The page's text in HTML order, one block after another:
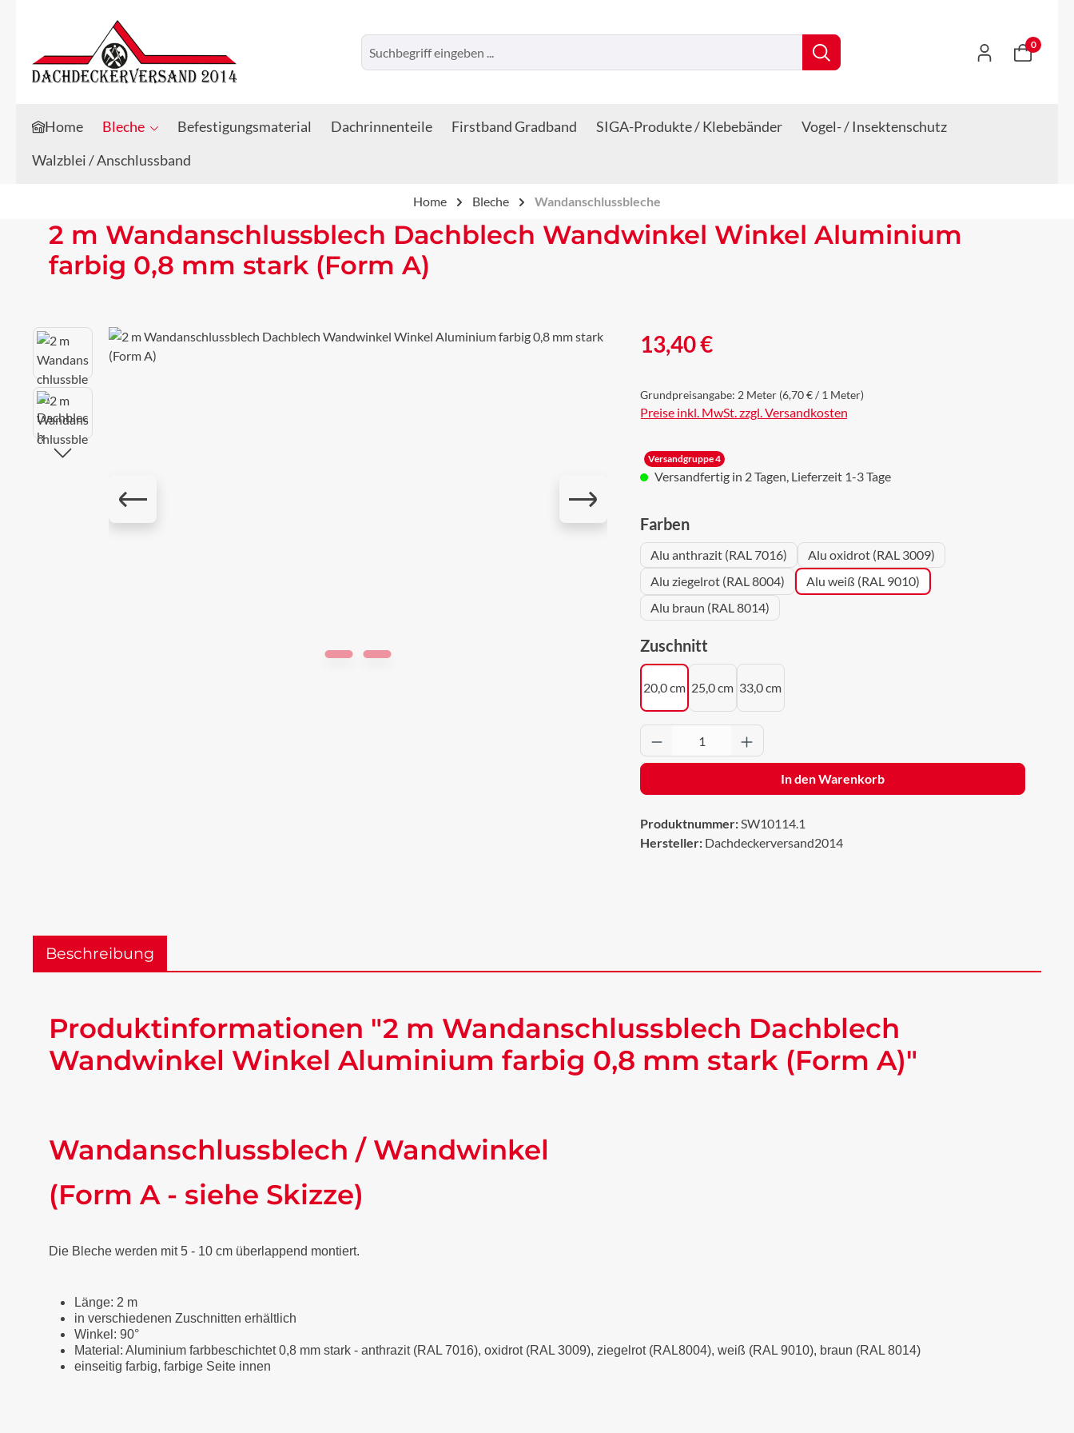
Zum Hauptinhalt springen
Zur Suche springen
0
Home Bleche Befestigungsmaterial Dachrinnenteile Firstband Gradband SIGA-Produkte / Klebebänder
Vogel- / Insektenschutz
Walzblei / Anschlussband
Home Bleche Wandanschlussbleche
2 m Wandanschlussblech Dachblech Wandwinkel Winkel Aluminium
farbig 0,8 mm stark (Form A)
Bildergalerie überspringen Regulärer Preis:
13,40 €
Grundpreisangabe: 2 Meter (6,70 € / 1 Meter)
Preise inkl. MwSt. zzgl. Versandkosten
Versandgruppe 4
Versandfertig in 2 Tagen, Lieferzeit 1-3 Tage
Farbenauswählen
Alu anthrazit (RAL 7016)
Alu oxidrot (RAL 3009)
Alu ziegelrot (RAL 8004)
Alu weiß (RAL 9010)
Alu braun (RAL 8014)
Zuschnittauswählen
20,0 cm 25,0 cm 33,0 cm
Produkt Anzahl: Gib den gewünschten Wert ein
In den Warenkorb
Produktnummer:SW10114.1
Hersteller: Dachdeckerversand2014
Beschreibung
Produktinformationen "2 m Wandanschlussblech Dachblech
Wandwinkel Winkel Aluminium farbig 0,8 mm stark (Form A)"
Wandanschlussblech / Wandwinkel
(Form A - siehe Skizze)
Die Bleche werden mit 5 - 10 cm überlappend montiert.
Länge: 2 m
in verschiedenen Zuschnitten erhältlich
Winkel: 90°
Material: Aluminium farbbeschichtet 0,8 mm stark - anthrazit (RAL 7016), oxidrot (RAL 3009), ziegelrot (RAL8004), weiß (RAL 9010), braun (RAL 8014)
einseitig farbig, farbige Seite innen